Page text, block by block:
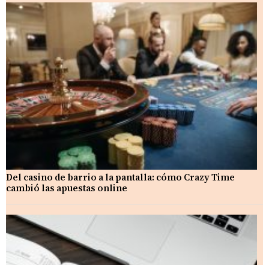
Del casino de barrio a la pantalla: cómo Crazy Time
cambió las apuestas online